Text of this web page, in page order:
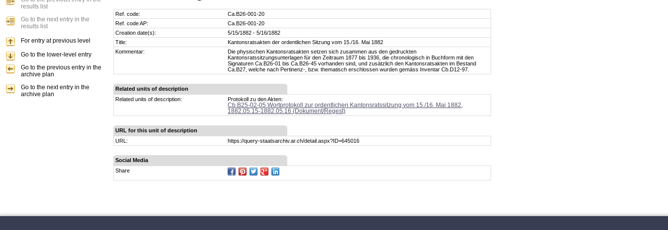
Ref. code:
Ca.B26-001-20
Ref. code AP:
Ca.B26-001-20
Creation date(s):
5/15/1882 - 5/16/1882
Title:
Kantonsratsakten der ordentlichen Sitzung vom 15./16. Mai 1882
Kommentar:
Die physischen Kantonsratsakten setzen sich zusammen aus den gedruckten
Kantonsratssitzungsunterlagen für den Zeitraum 1877 bis 1936, die chronologisch in Buchform mit den
Signaturen Ca.B26-01 bis Ca.B26-45 vorhanden sind, und zusätzlich den Kantonsratsakten im Bestand
Ca.B27, welche nach Pertinenz-, bzw. thematisch erschlossen wurden gemäss Inventar Cb.D12-97.
Related units of description
Related units of description:
Protokoll zu den Akten:
Cb.B25-02-05 Wortprotokoll zur ordentlichen Kantonsratssitzung vom 15./16. Mai 1882,
1882.05.15-1882.05.16 (Dokument/Regest)
URL for this unit of description
URL:
https://query-staatsarchiv.ar.ch/detail.aspx?ID=645016
Social Media
Share
results list
Go to the next entry in the
results list
For entry at previous level
Go to the lower-level entry
Go to the previous entry in the
archive plan
Go to the next entry in the
archive plan